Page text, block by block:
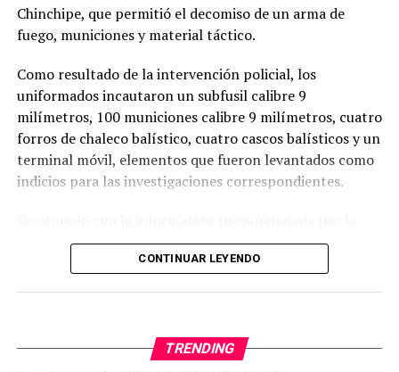
Cuando terminaron de leer los trece nombres
recuperados, el silencio volvió a ocupar el lugar de las
Era el espacio reservado para quienes aún permanecen
desaparecidos.
Liliana Tiwi Kuji.
Marjury Ortiz Tacuri.
Ivonne Margareth Panchi Rodríguez.
Chinchipe, que permitió el decomiso de un arma de
fuego, municiones y material táctico.
Como resultado de la intervención policial, los
uniformados incautaron un subfusil calibre 9
milímetros, 100 municiones calibre 9 milímetros, cuatro
forros de chaleco balístico, cuatro cascos balísticos y un
terminal móvil, elementos que fueron levantados como
indicios para las investigaciones correspondientes.
institución policial, el operativo forma parte de las
estrategias permanentes para prevenir y combatir
pública en la provincia.
CONTINUAR LEYENDO
TRENDING